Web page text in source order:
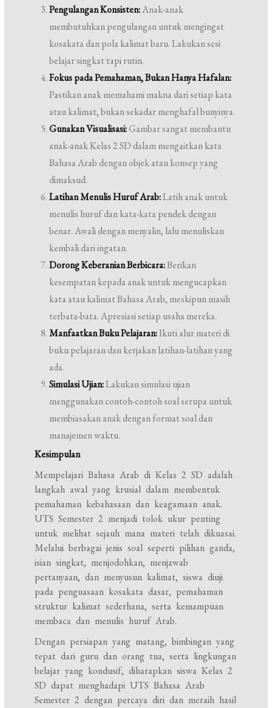
Pengulangan Konsisten:Anak-anak
membutuhkan pengulangan untuk mengingat
kosakata dan pola kalimat baru. Lakukan sesi
belajar singkat tapi rutin.
Fokus pada Pemahaman, Bukan Hanya Hafalan:
Pastikan anak memahami makna dari setiap kata
atau kalimat, bukan sekadar menghafal bunyinya.
Gunakan Visualisasi:Gambar sangat membantu
anak-anak Kelas 2 SD dalam mengaitkan kata
Bahasa Arab dengan objek atau konsep yang
dimaksud.
Latihan Menulis Huruf Arab:Latih anak untuk
menulis huruf dan kata-kata pendek dengan
benar. Awali dengan menyalin, lalu menuliskan
kembali dari ingatan.
Dorong Keberanian Berbicara:Berikan
kesempatan kepada anak untuk mengucapkan
kata atau kalimat Bahasa Arab, meskipun masih
terbata-bata. Apresiasi setiap usaha mereka.
Manfaatkan Buku Pelajaran:Ikuti alur materi di
buku pelajaran dan kerjakan latihan-latihan yang
ada.
Simulasi Ujian:Lakukan simulasi ujian
menggunakan contoh-contoh soal serupa untuk
membiasakan anak dengan format soal dan
manajemen waktu.
Kesimpulan
Mempelajari Bahasa Arab di Kelas 2 SD adalah
langkah awal yang krusial dalam membentuk
pemahaman kebahasaan dan keagamaan anak.
UTS Semester 2 menjadi tolok ukur penting
untuk melihat sejauh mana materi telah dikuasai.
Melalui berbagai jenis soal seperti pilihan ganda,
isian singkat, menjodohkan, menjawab
pertanyaan, dan menyusun kalimat, siswa diuji
pada penguasaan kosakata dasar, pemahaman
struktur kalimat sederhana, serta kemampuan
membaca dan menulis huruf Arab.
Dengan persiapan yang matang, bimbingan yang
tepat dari guru dan orang tua, serta lingkungan
belajar yang kondusif, diharapkan siswa Kelas 2
SD dapat menghadapi UTS Bahasa Arab
Semester 2 dengan percaya diri dan meraih hasil